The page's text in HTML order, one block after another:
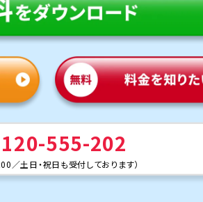
555-202
／土日・祝日も受付しております）